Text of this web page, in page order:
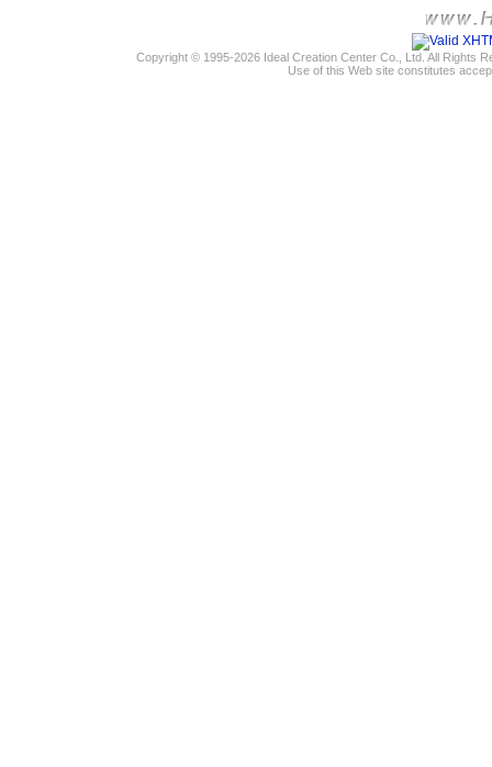
Copyright © 1995-2026 Ideal Creation Center Co., Ltd. All Rights
Use of this Web site constitutes